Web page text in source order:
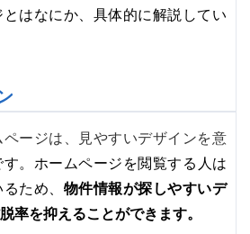
はなにか、具体的に解説してい
ージは、見やすいデザインを意
。
ホームページを閲覧する人は
ため、 物件情報が探しやすいデ
率を抑えることができます。